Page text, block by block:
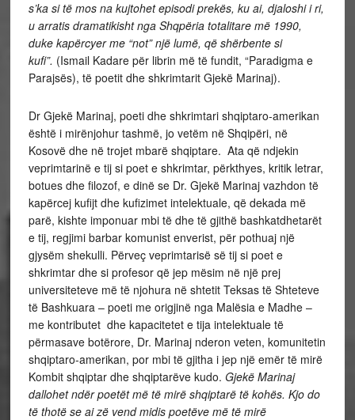
s’ka si të mos na kujtohet episodi prekës, ku ai, djaloshi i ri,
u arratis dramatikisht nga Shqpëria totalitare më 1990,
duke kapërcyer me “not” një lumë, që shërbente si
kufi”. (Ismail Kadare për librin më të fundit, “Paradigma e
Parajsës), të poetit dhe shkrimtarit Gjekë Marinaj).
Dr Gjekë Marinaj, poeti dhe shkrimtari shqiptaro-amerikan
është i mirënjohur tashmë, jo vetëm në Shqipëri, në
Kosovë dhe në trojet mbarë shqiptare. Ata që ndjekin
veprimtarinë e tij si poet e shkrimtar, përkthyes, kritik letrar,
botues dhe filozof, e dinë se Dr. Gjekë Marinaj vazhdon të
kapërcej kufijt dhe kufizimet intelektuale, që dekada më
parë, kishte imponuar mbi të dhe të gjithë bashkatdhetarët
e tij, regjimi barbar komunist enverist, për pothuaj një
gjysëm shekulli. Përveç veprimtarisë së tij si poet e
shkrimtar dhe si profesor që jep mësim në një prej
universiteteve më të njohura në shtetit Teksas të Shteteve
të Bashkuara – poeti me origjinë nga Malësia e Madhe –
me kontributet dhe kapacitetet e tija intelektuale të
përmasave botërore, Dr. Marinaj nderon veten, komunitetin
shqiptaro-amerikan, por mbi të gjitha i jep një emër të mirë
Kombit shqiptar dhe shqiptarëve kudo. Gjekë Marinaj
dallohet ndër poetët më të mirë shqiptarë të kohës. Kjo do
të thotë se ai zë vend midis poetëve më të mirë